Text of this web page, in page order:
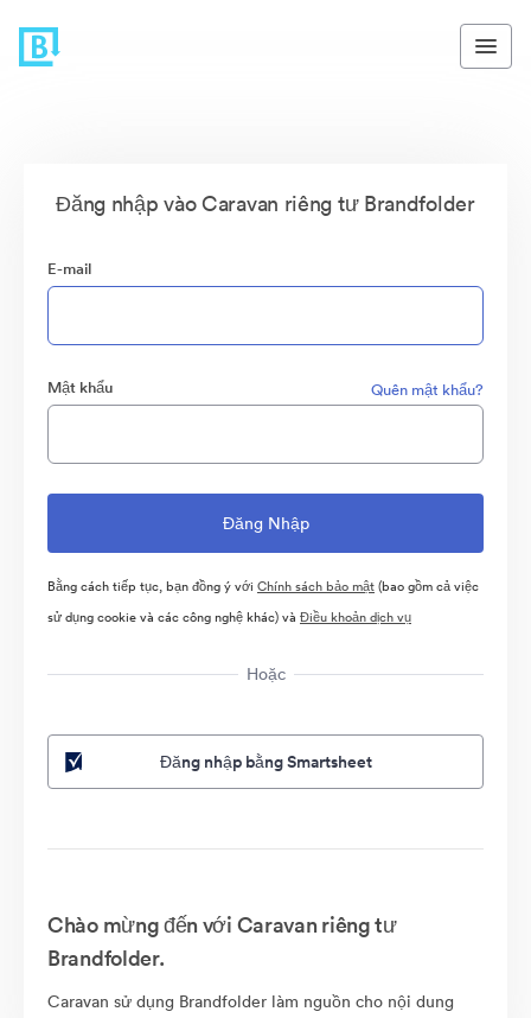
Đăng nhập vào Caravan riêng tư Brandfolder
E-mail
Mật khẩu Quên mật khẩu?
Bằng cách tiếp tục, bạn đồng ý với Chính sách bảo mật(bao gồm cả việc
sử dụng cookie và các công nghệ khác) và Điều khoản dịch vụ
Hoặc
Đăng nhập bằng Smartsheet
Chào mừng đến với Caravan riêng tư
Brandfolder.
Caravan sử dụng Brandfolder làm nguồn cho nội dung